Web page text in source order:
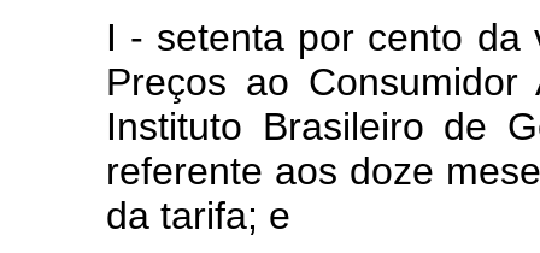
I - setenta por cento da
Preços ao
Instituto Brasileiro de
referente aos doze
da tarifa; e